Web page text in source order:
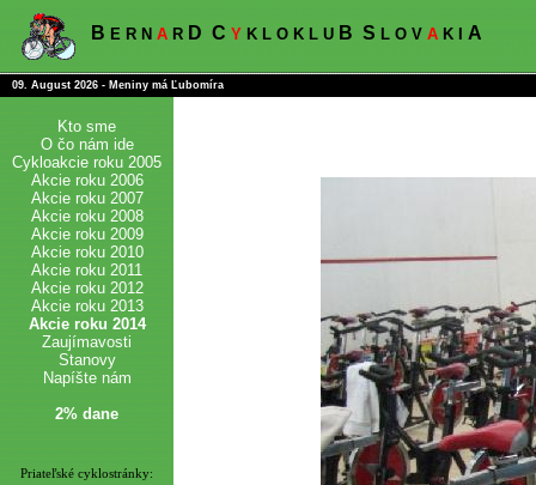
B E R N A R D C Y K L O K L U B S L O V A K I A
09. August 2026 - Meniny má Ľubomíra
Kto sme
O čo nám ide
Cykloakcie roku 2005
Akcie roku 2006
Akcie roku 2007
Akcie roku 2008
Akcie roku 2009
Akcie roku 2010
Akcie roku 2011
Akcie roku 2012
Akcie roku 2013
Akcie roku 2014
Zaujímavosti
Stanovy
Napíšte nám
2% dane
Priateľské cyklostránky: